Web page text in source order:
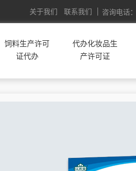
关于我们 联系我们 咨询电话：
饲料生产许可
证代办
代办化妆品生
产许可证